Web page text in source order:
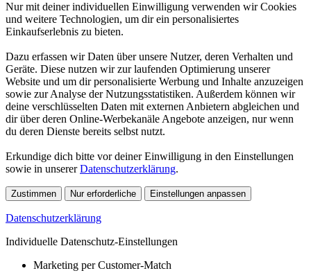
Nur mit deiner individuellen Einwilligung verwenden wir Cookies
und weitere Technologien, um dir ein personalisiertes
Einkaufserlebnis zu bieten.
Dazu erfassen wir Daten über unsere Nutzer, deren Verhalten und
Geräte. Diese nutzen wir zur laufenden Optimierung unserer
Website und um dir personalisierte Werbung und Inhalte anzuzeigen
sowie zur Analyse der Nutzungsstatistiken. Außerdem können wir
deine verschlüsselten Daten mit externen Anbietern abgleichen und
dir über deren Online-Werbekanäle Angebote anzeigen, nur wenn
du deren Dienste bereits selbst nutzt.
Erkundige dich bitte vor deiner Einwilligung in den Einstellungen
sowie in unsererDatenschutzerklärung.
Zustimmen Nur erforderliche Einstellungen anpassen
Datenschutzerklärung
Individuelle Datenschutz-Einstellungen
Marketing per Customer-Match